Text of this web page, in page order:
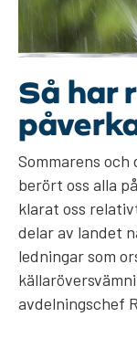
Så har
Sommarens
berört oss alla
klarat oss
delar av landet
ledningar som
avdelningschef